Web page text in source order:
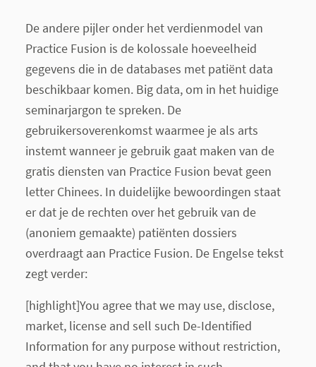
De andere pijler onder het verdienmodel van
Practice Fusion is de kolossale hoeveelheid
gegevens die in de databases met patiënt data
beschikbaar komen. Big data, om in het huidige
seminarjargon te spreken. De
gebruikersoverenkomst waarmee je als arts
instemt wanneer je gebruik gaat maken van de
gratis diensten van Practice Fusion bevat geen
letter Chinees. In duidelijke bewoordingen staat
er dat je de rechten over het gebruik van de
(anoniem gemaakte) patiënten dossiers
overdraagt aan Practice Fusion. De Engelse tekst
zegt verder:
[highlight]You agree that we may use, disclose,
market, license and sell such De-Identified
Information for any purpose without restriction,